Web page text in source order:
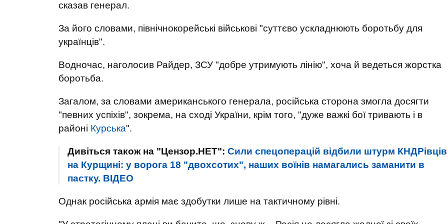
сказав генерал.
За його словами, північнокорейські військові "суттєво ускладнюють боротьбу для
українців".
Водночас, наголосив Райдер, ЗСУ "добре утримують лінію", хоча й ведеться жорстка
боротьба.
Загалом, за словами американського генерала, російська сторона змогла досягти
"певних успіхів", зокрема, на сході України, крім того, "дуже важкі бої тривають і в
районі Курська".
Дивіться також на "Цензор.НЕТ": Сили спецоперацій відбили штурм КНДРівців
на Курщині: у ворога 18 "двохсотих", наших воїнів намагались заманити в
пастку. ВIДЕО
Однак російська армія має здобутки лише на тактичному рівні.